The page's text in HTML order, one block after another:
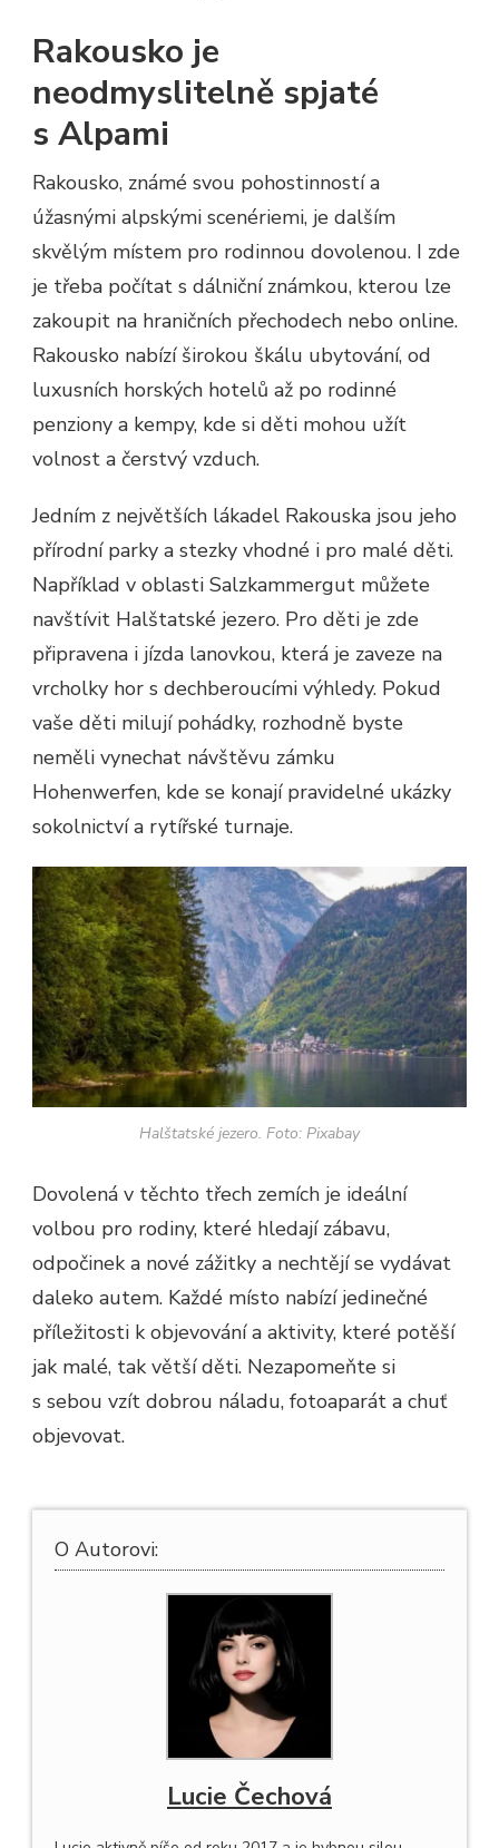
Rakousko je
neodmyslitelně spjaté
s Alpami
Rakousko, známé svou pohostinností a
úžasnými alpskými scenériemi, je dalším
skvělým místem pro rodinnou dovolenou. I zde
je třeba počítat s dálniční známkou, kterou lze
zakoupit na hraničních přechodech nebo online.
Rakousko nabízí širokou škálu ubytování, od
luxusních horských hotelů až po rodinné
penziony a kempy, kde si děti mohou užít
volnost a čerstvý vzduch.
Jedním z největších lákadel Rakouska jsou jeho
přírodní parky a stezky vhodné i pro malé děti.
Například v oblasti Salzkammergut můžete
navštívit Halštatské jezero. Pro děti je zde
připravena i jízda lanovkou, která je zaveze na
vrcholky hor s dechberoucími výhledy. Pokud
vaše děti milují pohádky, rozhodně byste
neměli vynechat návštěvu zámku
Hohenwerfen, kde se konají pravidelné ukázky
sokolnictví a rytířské turnaje.
Halštatské jezero. Foto: Pixabay
Dovolená v těchto třech zemích je ideální
volbou pro rodiny, které hledají zábavu,
odpočinek a nové zážitky a nechtějí se vydávat
daleko autem. Každé místo nabízí jedinečné
příležitosti k objevování a aktivity, které potěší
jak malé, tak větší děti. Nezapomeňte si
s sebou vzít dobrou náladu, fotoaparát a chuť
objevovat.
O Autorovi:
Lucie Čechová